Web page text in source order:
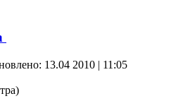
13.04 2010 | 11:05